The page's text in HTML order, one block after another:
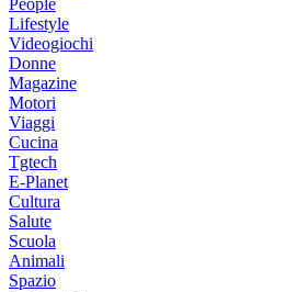
People
Lifestyle
Videogiochi
Donne
Magazine
Motori
Viaggi
Cucina
Tgtech
E-Planet
Cultura
Salute
Scuola
Animali
Spazio